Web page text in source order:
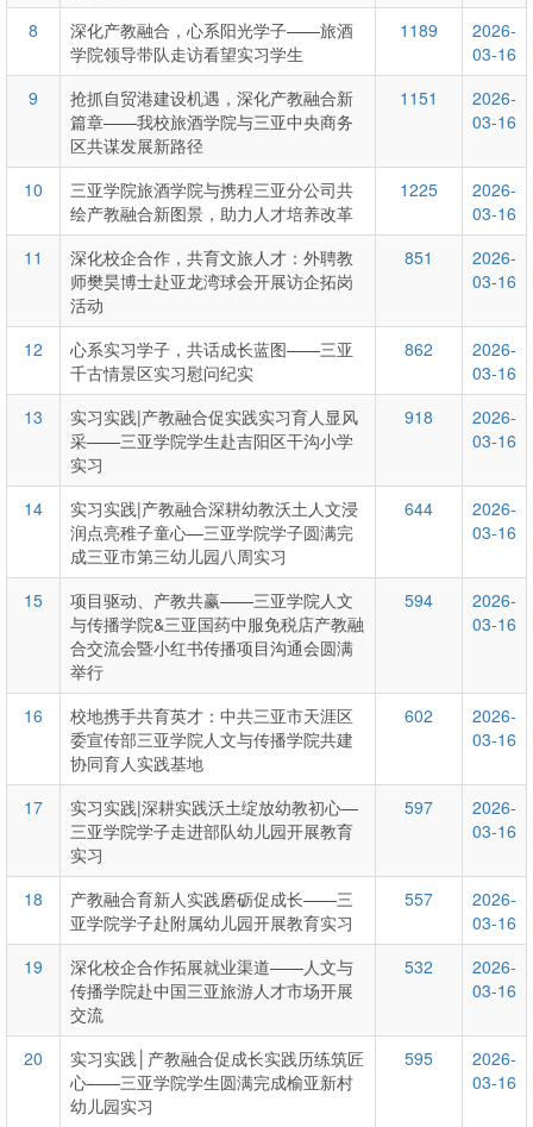
8
深化产教融合，心系阳光学子——旅酒
学院领导带队走访看望实习学生
1189
2026-
03-16
9
抢抓自贸港建设机遇，深化产教融合新
篇章——我校旅酒学院与三亚中央商务
区共谋发展新路径
1151
2026-
03-16
10
三亚学院旅酒学院与携程三亚分公司共
绘产教融合新图景，助力人才培养改革
1225
2026-
03-16
11
深化校企合作，共育文旅人才：外聘教
师樊昊博士赴亚龙湾球会开展访企拓岗
活动
851
2026-
03-16
12
心系实习学子，共话成长蓝图——三亚
千古情景区实习慰问纪实
862
2026-
03-16
13
实习实践|产教融合促实践实习育人显风
采——三亚学院学生赴吉阳区干沟小学
实习
918
2026-
03-16
14
实习实践|产教融合深耕幼教沃土人文浸
润点亮稚子童心—三亚学院学子圆满完
成三亚市第三幼儿园八周实习
644
2026-
03-16
15
项目驱动、产教共赢——三亚学院人文
与传播学院&三亚国药中服免税店产教融
合交流会暨小红书传播项目沟通会圆满
举行
594
2026-
03-16
16
校地携手共育英才：中共三亚市天涯区
委宣传部三亚学院人文与传播学院共建
协同育人实践基地
602
2026-
03-16
17
实习实践|深耕实践沃土绽放幼教初心—
三亚学院学子走进部队幼儿园开展教育
实习
597
2026-
03-16
18
产教融合育新人实践磨砺促成长——三
亚学院学子赴附属幼儿园开展教育实习
557
2026-
03-16
19
深化校企合作拓展就业渠道——人文与
传播学院赴中国三亚旅游人才市场开展
交流
532
2026-
03-16
20
实习实践│产教融合促成长实践历练筑匠
心——三亚学院学生圆满完成榆亚新村
幼儿园实习
595
2026-
03-16